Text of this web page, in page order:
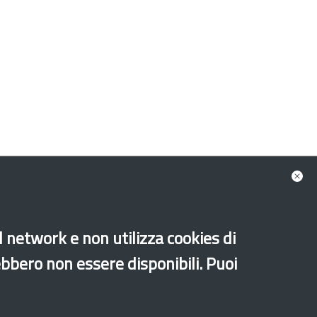
e non utilizza cookies di
non essere disponibili. Puoi